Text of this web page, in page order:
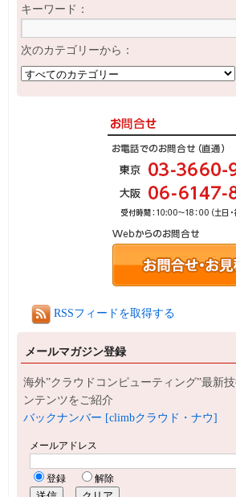
キーワード：
次のカテゴリーから：
RSSフィードを取得する
メールマガジン登録
海外”クラウドコンピューティング”最新
ンテンツをご紹介
バックナンバー [climbクラウド・ナウ]